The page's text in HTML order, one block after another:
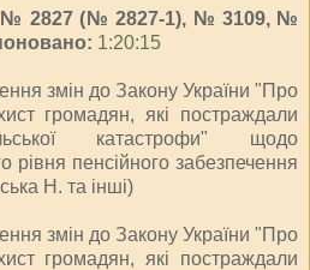
№ 2827 (№ 2827-1), № 3109, №
1:20:15
змін до Закону України "Про
громадян, які постраждали
катастрофи" щодо
рівня пенсійного забезпечення
Н. та інші)
змін до Закону України "Про
громадян, які постраждали